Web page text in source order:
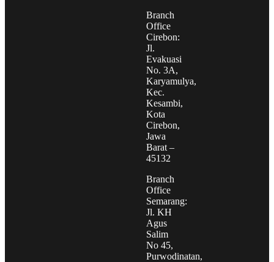
Branch
Office
Cirebon:
Jl.
Evakuasi
No. 3A,
Karyamulya,
Kec.
Kesambi,
Kota
Cirebon,
Jawa
Barat –
45132
Branch
Office
Semarang:
Jl. KH
Agus
Salim
No 45,
Purwodinatan,